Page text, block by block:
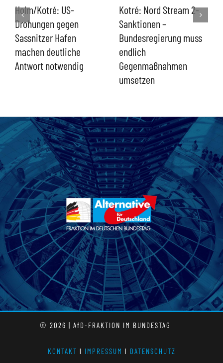
Holm/Kotré: US-
Drohungen gegen
Sassnitzer Hafen
machen deutliche
Antwort notwendig
Kotré: Nord Stream 2-
Sanktionen –
Bundesregierung muss
endlich
Gegenmaßnahmen
umsetzen
© 2026 | AfD-FRAKTION IM BUNDESTAG
KONTAKT l IMPRESSUM l DATENSCHUTZ